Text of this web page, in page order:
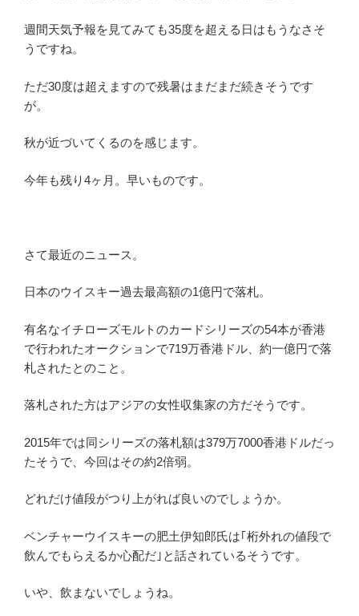
週間天気予報を見てみても35度を超える日はもうなさそ
うですね。
ただ30度は超えますので残暑はまだまだ続きそうです
が。
秋が近づいてくるのを感じます。
今年も残り4ヶ月。早いものです。
さて最近のニュース。
日本のウイスキー過去最高額の1億円で落札。
有名なイチローズモルトのカードシリーズの54本が香港
で行われたオークションで719万香港ドル、約一億円で落
札されたとのこと。
落札された方はアジアの女性収集家の方だそうです。
2015年では同シリーズの落札額は379万7000香港ドルだっ
たそうで、今回はその約2倍弱。
どれだけ値段がつり上がれば良いのでしょうか。
ベンチャーウイスキーの肥土伊知郎氏は｢桁外れの値段で
飲んでもらえるか心配だ｣と話されているそうです。
いや、飲まないでしょうね。